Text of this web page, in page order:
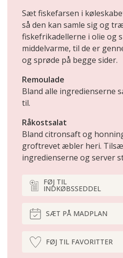
Sæt fiskefarsen i
så den kan samle sig og
fiskefrikadellerne i olie og
middelvarme, til de er
og sprøde på begge sider.
Remoulade
Bland alle ingredienserne
til.
Råkostsalat
Bland citronsaft og
groftrevet æbler heri.
ingredienserne og server
FØJ TIL
INDKØBSSEDDEL
SÆT PÅ MADPLAN
FØJ TIL FAVORITTER